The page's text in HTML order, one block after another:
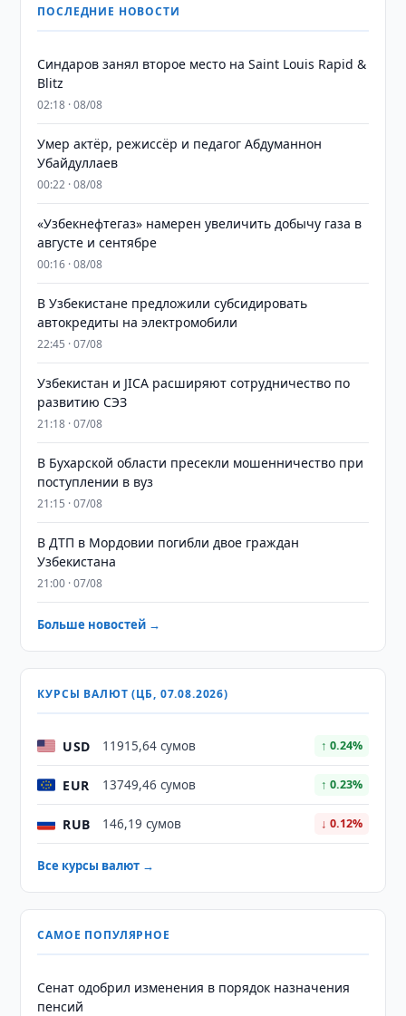
ПОСЛЕДНИЕ НОВОСТИ
Синдаров занял второе место на Saint Louis Rapid &
Blitz
02:18 · 08/08
Умер актёр, режиссёр и педагог Абдуманнон
Убайдуллаев
00:22 · 08/08
«Узбекнефтегаз» намерен увеличить добычу газа в
августе и сентябре
00:16 · 08/08
В Узбекистане предложили субсидировать
автокредиты на электромобили
22:45 · 07/08
Узбекистан и JICA расширяют сотрудничество по
развитию СЭЗ
21:18 · 07/08
В Бухарской области пресекли мошенничество при
поступлении в вуз
21:15 · 07/08
В ДТП в Мордовии погибли двое граждан
Узбекистана
21:00 · 07/08
Больше новостей →
КУРСЫ ВАЛЮТ (ЦБ, 07.08.2026)
USD 11915,64 сумов ↑ 0.24%
EUR 13749,46 сумов ↑ 0.23%
RUB 146,19 сумов ↓ 0.12%
Все курсы валют →
САМОЕ ПОПУЛЯРНОЕ
Сенат одобрил изменения в порядок назначения
пенсий